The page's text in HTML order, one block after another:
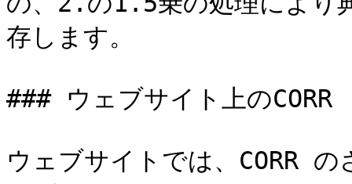
存します。
### ウェブサイト上のCORR
ウェブサイトでは、CORR